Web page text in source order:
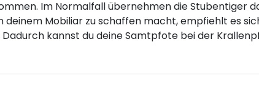
Im Normalfall übernehmen die Stubentiger
Mobiliar zu schaffen macht, empfiehlt es
kannst du deine Samtpfote bei der